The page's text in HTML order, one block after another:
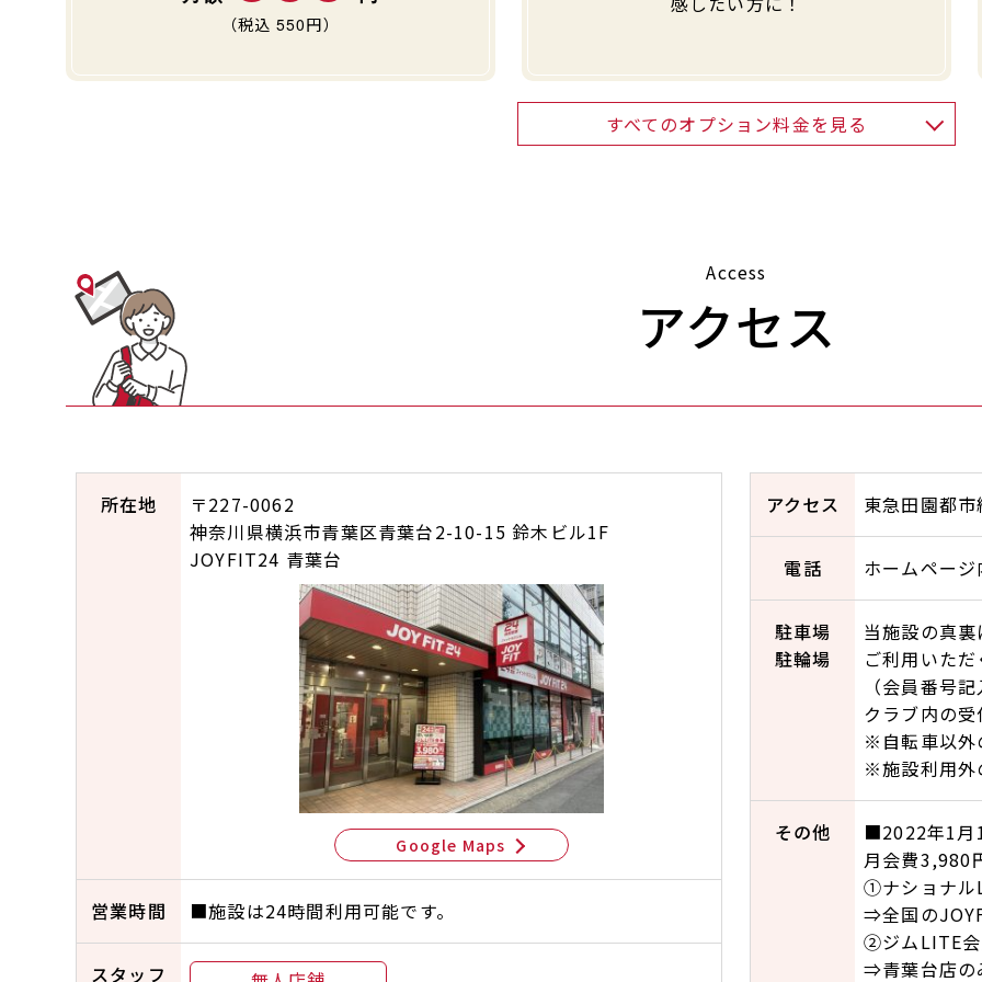
（税込 550円）
すべてのオプション料金を見る
Access
アクセス
所在地
〒227-0062
神奈川県横浜市青葉区青葉台2-10-15 鈴木ビル1F
JOYFIT24 青葉台
Google Maps
営業時間 ■施設は24時間利用可能です。
スタッフ
アクセス 東急田園都
電話 ホームページ
駐車場
駐輪場
当施設の真
ご利用いただ
（会員番号記
クラブ内の受
※自転車以外
※施設利用外
その他
■2022年1月
月会費3,980
①ナショナル
⇒全国の
②ジムLITE
⇒青葉台店の